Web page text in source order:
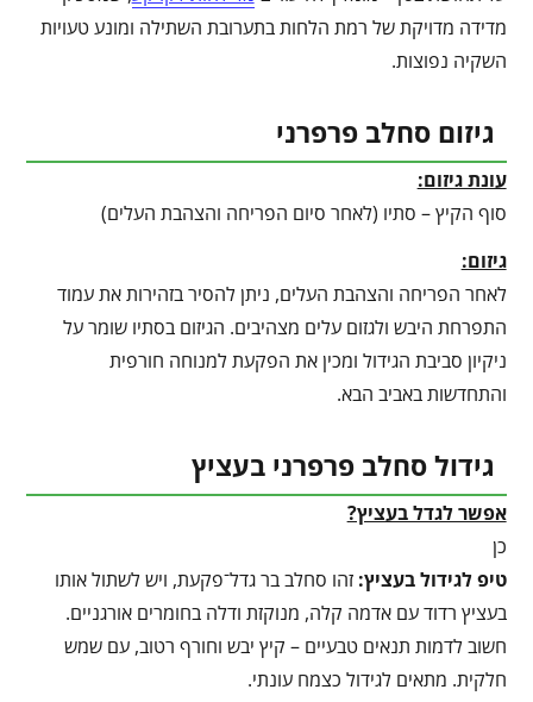
מדידה מדויקת של רמת הלחות בתערובת השתילה ומונע טעויות
השקיה נפוצות.
גיזום סחלב פרפרני
עונת גיזום:
סוף הקיץ – סתיו (לאחר סיום הפריחה והצהבת העלים)
גיזום:
לאחר הפריחה והצהבת העלים, ניתן להסיר בזהירות את עמוד
התפרחת היבש ולגזום עלים מצהיבים. הגיזום בסתיו שומר על
ניקיון סביבת הגידול ומכין את הפקעת למנוחה חורפית
והתחדשות באביב הבא.
גידול סחלב פרפרני בעציץ
אפשר לגדל בעציץ?
כן
טיפ לגידול בעציץ: זהו סחלב בר גדל־פקעת, ויש לשתול אותו
בעציץ רדוד עם אדמה קלה, מנוקזת ודלה בחומרים אורגניים.
חשוב לדמות תנאים טבעיים – קיץ יבש וחורף רטוב, עם שמש
חלקית. מתאים לגידול כצמח עונתי.